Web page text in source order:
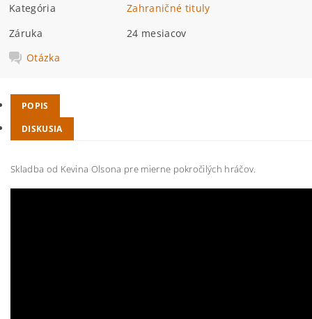
Kategória
Zahraničné tituly
Záruka
24 mesiacov
Otázka
POPIS
DISKUSIA
Skladba od Kevina Olsona pre mierne pokročilých hráčov.